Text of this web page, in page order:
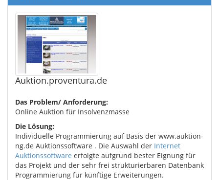
Auktion.proventura.de
Das Problem/ Anforderung:
Online Auktion für Insolvenzmasse
Die Lösung:
Individuelle Programmierung auf Basis der www.auktion-
ng.de Auktionssoftware . Die Auswahl der Internet
Auktionssoftware erfolgte aufgrund bester Eignung für
das Projekt und der sehr frei strukturierbaren Datenbank
Programmierung für künftige Erweiterungen.